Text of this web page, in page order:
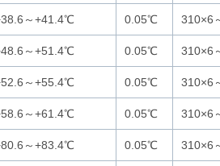
～+41.4℃ 0.05℃ 310×6
～+51.4℃ 0.05℃ 310×6
～+55.4℃ 0.05℃ 310×6
～+61.4℃ 0.05℃ 310×6
～+83.4℃ 0.05℃ 310×6